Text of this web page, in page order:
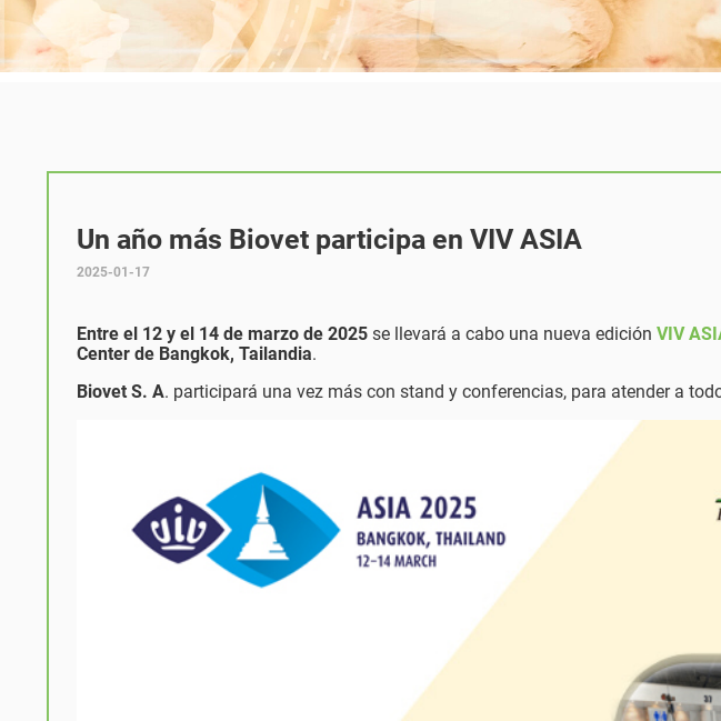
Un año más Biovet participa en VIV ASIA
2025-01-17
Entre el 12 y el 14 de marzo de 2025 se llevará a cabo una nueva edición VIV
Center de Bangkok, Tailandia.
Biovet S. A. participará una vez más con stand y conferencias, para atender a